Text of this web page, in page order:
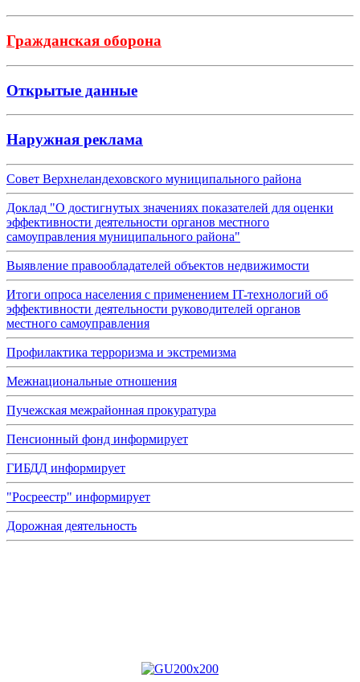
Гражданская оборона
Открытые данные
Наружная реклама
Совет Верхнеландеховского муниципального района
Доклад "О достигнутых значениях показателей для оценки
эффективности деятельности органов местного
самоуправления муниципального района"
Выявление правообладателей объектов недвижимости
Итоги опроса населения с применением IT-технологий об
эффективности деятельности руководителей органов
местного самоуправления
Профилактика терроризма и экстремизма
Межнациональные отношения
Пучежская межрайонная прокуратура
Пенсионный фонд информирует
ГИБДД информирует
"Росреестр" информирует
Дорожная деятельность